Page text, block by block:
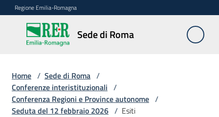
Vai al contenuto
Vai alla navigazione
Vai al footer
Regione Emilia-Romagna
Sede di Roma
Sede
di
Novità
Home / Sede di Roma /
Conferenze interistituzionali /
Conferenza Regioni e Province autonome /
Seduta del 12 febbraio 2026 / Esiti